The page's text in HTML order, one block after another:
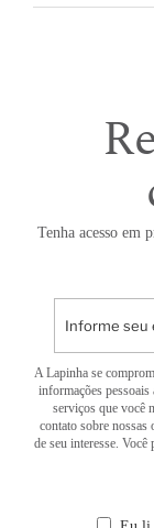
Tenha acesso em
A Lapinha se
informações pessoais
serviços que você
contato sobre nossas
de seu interesse.